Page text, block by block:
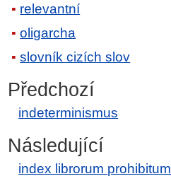
relevantní
oligarcha
slovník cizích slov
Předchozí
indeterminismus
Následující
index librorum prohibitum